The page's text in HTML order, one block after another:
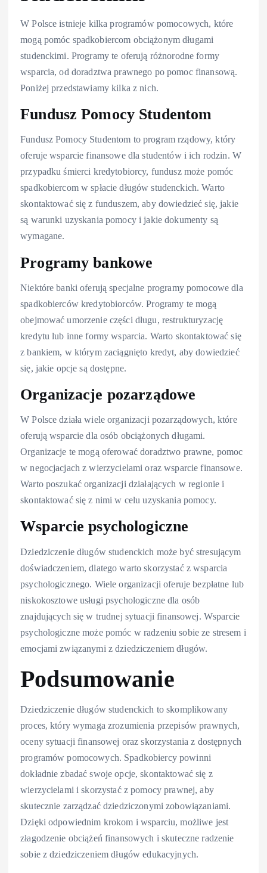
W Polsce istnieje kilka programów pomocowych, które
mogą pomóc spadkobiercom obciążonym długami
studenckimi. Programy te oferują różnorodne formy
wsparcia, od doradztwa prawnego po pomoc finansową.
Poniżej przedstawiamy kilka z nich.
Fundusz Pomocy Studentom
Fundusz Pomocy Studentom to program rządowy, który
oferuje wsparcie finansowe dla studentów i ich rodzin. W
przypadku śmierci kredytobiorcy, fundusz może pomóc
spadkobiercom w spłacie długów studenckich. Warto
skontaktować się z funduszem, aby dowiedzieć się, jakie
są warunki uzyskania pomocy i jakie dokumenty są
wymagane.
Programy bankowe
Niektóre banki oferują specjalne programy pomocowe dla
spadkobierców kredytobiorców. Programy te mogą
obejmować umorzenie części długu, restrukturyzację
kredytu lub inne formy wsparcia. Warto skontaktować się
z bankiem, w którym zaciągnięto kredyt, aby dowiedzieć
się, jakie opcje są dostępne.
Organizacje pozarządowe
W Polsce działa wiele organizacji pozarządowych, które
oferują wsparcie dla osób obciążonych długami.
Organizacje te mogą oferować doradztwo prawne, pomoc
w negocjacjach z wierzycielami oraz wsparcie finansowe.
Warto poszukać organizacji działających w regionie i
skontaktować się z nimi w celu uzyskania pomocy.
Wsparcie psychologiczne
Dziedziczenie długów studenckich może być stresującym
doświadczeniem, dlatego warto skorzystać z wsparcia
psychologicznego. Wiele organizacji oferuje bezpłatne lub
niskokosztowe usługi psychologiczne dla osób
znajdujących się w trudnej sytuacji finansowej. Wsparcie
psychologiczne może pomóc w radzeniu sobie ze stresem i
emocjami związanymi z dziedziczeniem długów.
Podsumowanie
Dziedziczenie długów studenckich to skomplikowany
proces, który wymaga zrozumienia przepisów prawnych,
oceny sytuacji finansowej oraz skorzystania z dostępnych
programów pomocowych. Spadkobiercy powinni
dokładnie zbadać swoje opcje, skontaktować się z
wierzycielami i skorzystać z pomocy prawnej, aby
skutecznie zarządzać dziedziczonymi zobowiązaniami.
Dzięki odpowiednim krokom i wsparciu, możliwe jest
złagodzenie obciążeń finansowych i skuteczne radzenie
sobie z dziedziczeniem długów edukacyjnych.